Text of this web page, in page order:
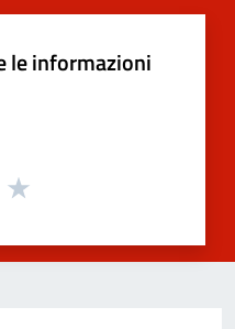
le informazioni